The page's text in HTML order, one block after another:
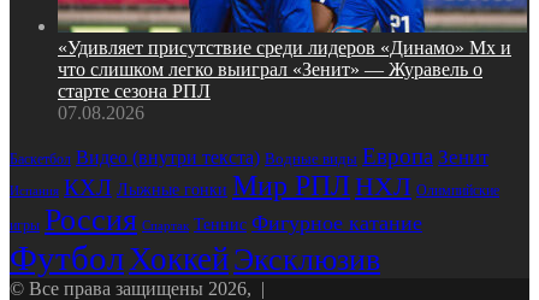
«Удивляет присутствие среди лидеров «Динамо» Мх и
что слишком легко выиграл «Зенит» — Журавель о
старте сезона РПЛ
07.08.2026
Баскетбол Видео (внутри текста) Водные виды Европа Зенит
Испания КХЛ Лыжные гонки Мир РПЛНХЛ Олимпийские
игры Россия Спартак Теннис Фигурное катание
ФутболХоккейЭксклюзив
© Все права защищены 2026, |